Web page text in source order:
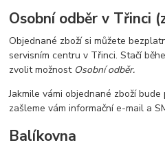
Osobní odběr v Třinci
Objednané zboží si můžete
servisním centru v Třinci. Stačí
zvolit možnost Osobní odběr.
Jakmile vámi objednané zboží
zašleme vám informační e-mail a
Balíkovna